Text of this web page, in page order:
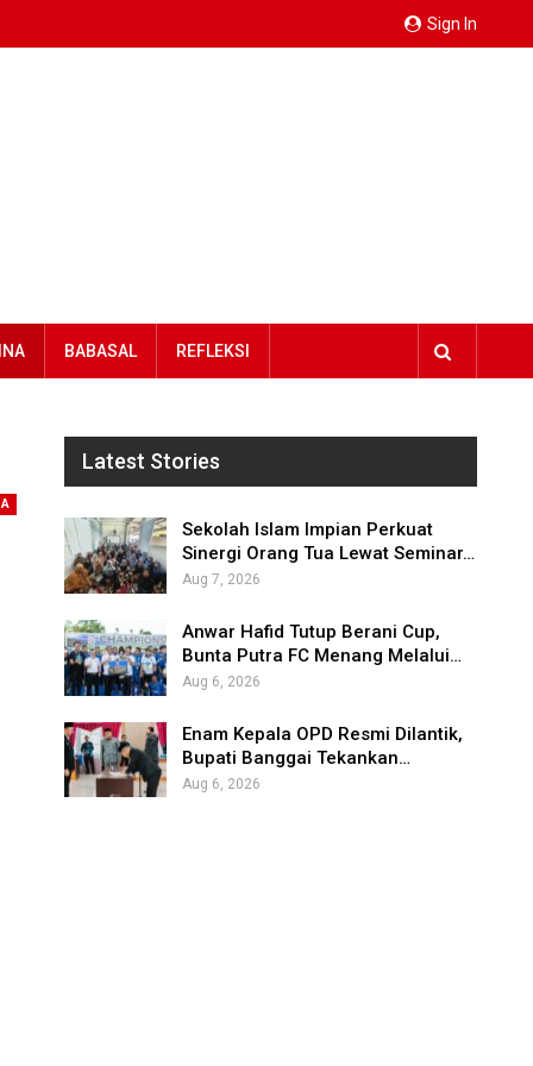
Sign In
BABASAL REFLEKSI
Latest Stories
Sekolah Islam Impian Perkuat
Sinergi Orang Tua Lewat Seminar…
Aug 7, 2026
Anwar Hafid Tutup Berani Cup,
Bunta Putra FC Menang Melalui…
Aug 6, 2026
Enam Kepala OPD Resmi Dilantik,
Bupati Banggai Tekankan…
Aug 6, 2026